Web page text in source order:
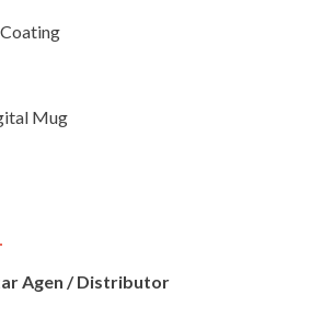
Mug
Agen / Distributor